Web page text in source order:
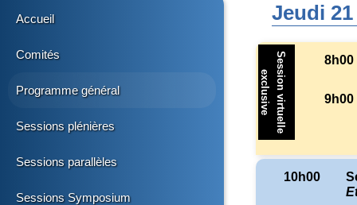
Accueil
Comités
Programme général
Sessions plénières
Sessions parallèles
Sessions Symposium
Jeudi
Session virtuelle
exclusive
8h00
9h00
10h00